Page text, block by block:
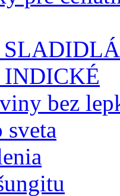
SLADIDLÁ
bez
sveta